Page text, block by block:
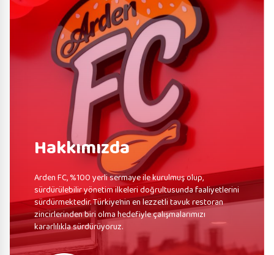
Hakkımızda
Arden FC, %100 yerli sermaye ile kurulmuş olup,
sürdürülebilir yönetim ilkeleri doğrultusunda faaliyetlerini
sürdürmektedir. Türkiye’nin en lezzetli tavuk restoran
zincirlerinden biri olma hedefiyle çalışmalarımızı
kararlılıkla sürdürüyoruz.